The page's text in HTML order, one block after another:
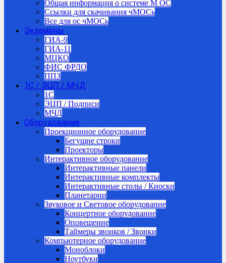
Общая информация о системе М ОС
Ссылки для скачивания чМОСь
Все для ос чМОСь
Экзамены
ГИА-9
ГИА-11
МЦКО
ФИС ФРДО
ППЗ
1С / ЭЦП / МЧД
1C
ЭЦП / Подписи
МЧД
Оборудование
Проекционное оборудование
Бегущие строки
Проекторы
Интерактивное оборудование
Интерактивные панели
Интерактивные комплекты
Интерактивные столы / Киоски
Планетарии
Звуковое и Световое оборудование
Концертное оборудование
Оповещение
Таймеры звонков / Звонки
Компьютерное оборудование
Моноблоки
Ноутбуки